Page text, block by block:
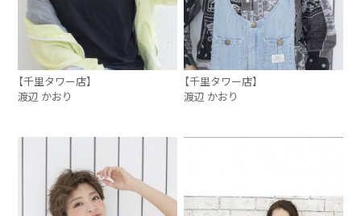
【千里タワー店】
渡辺 かおり
【千里タワー店】
渡辺 かおり